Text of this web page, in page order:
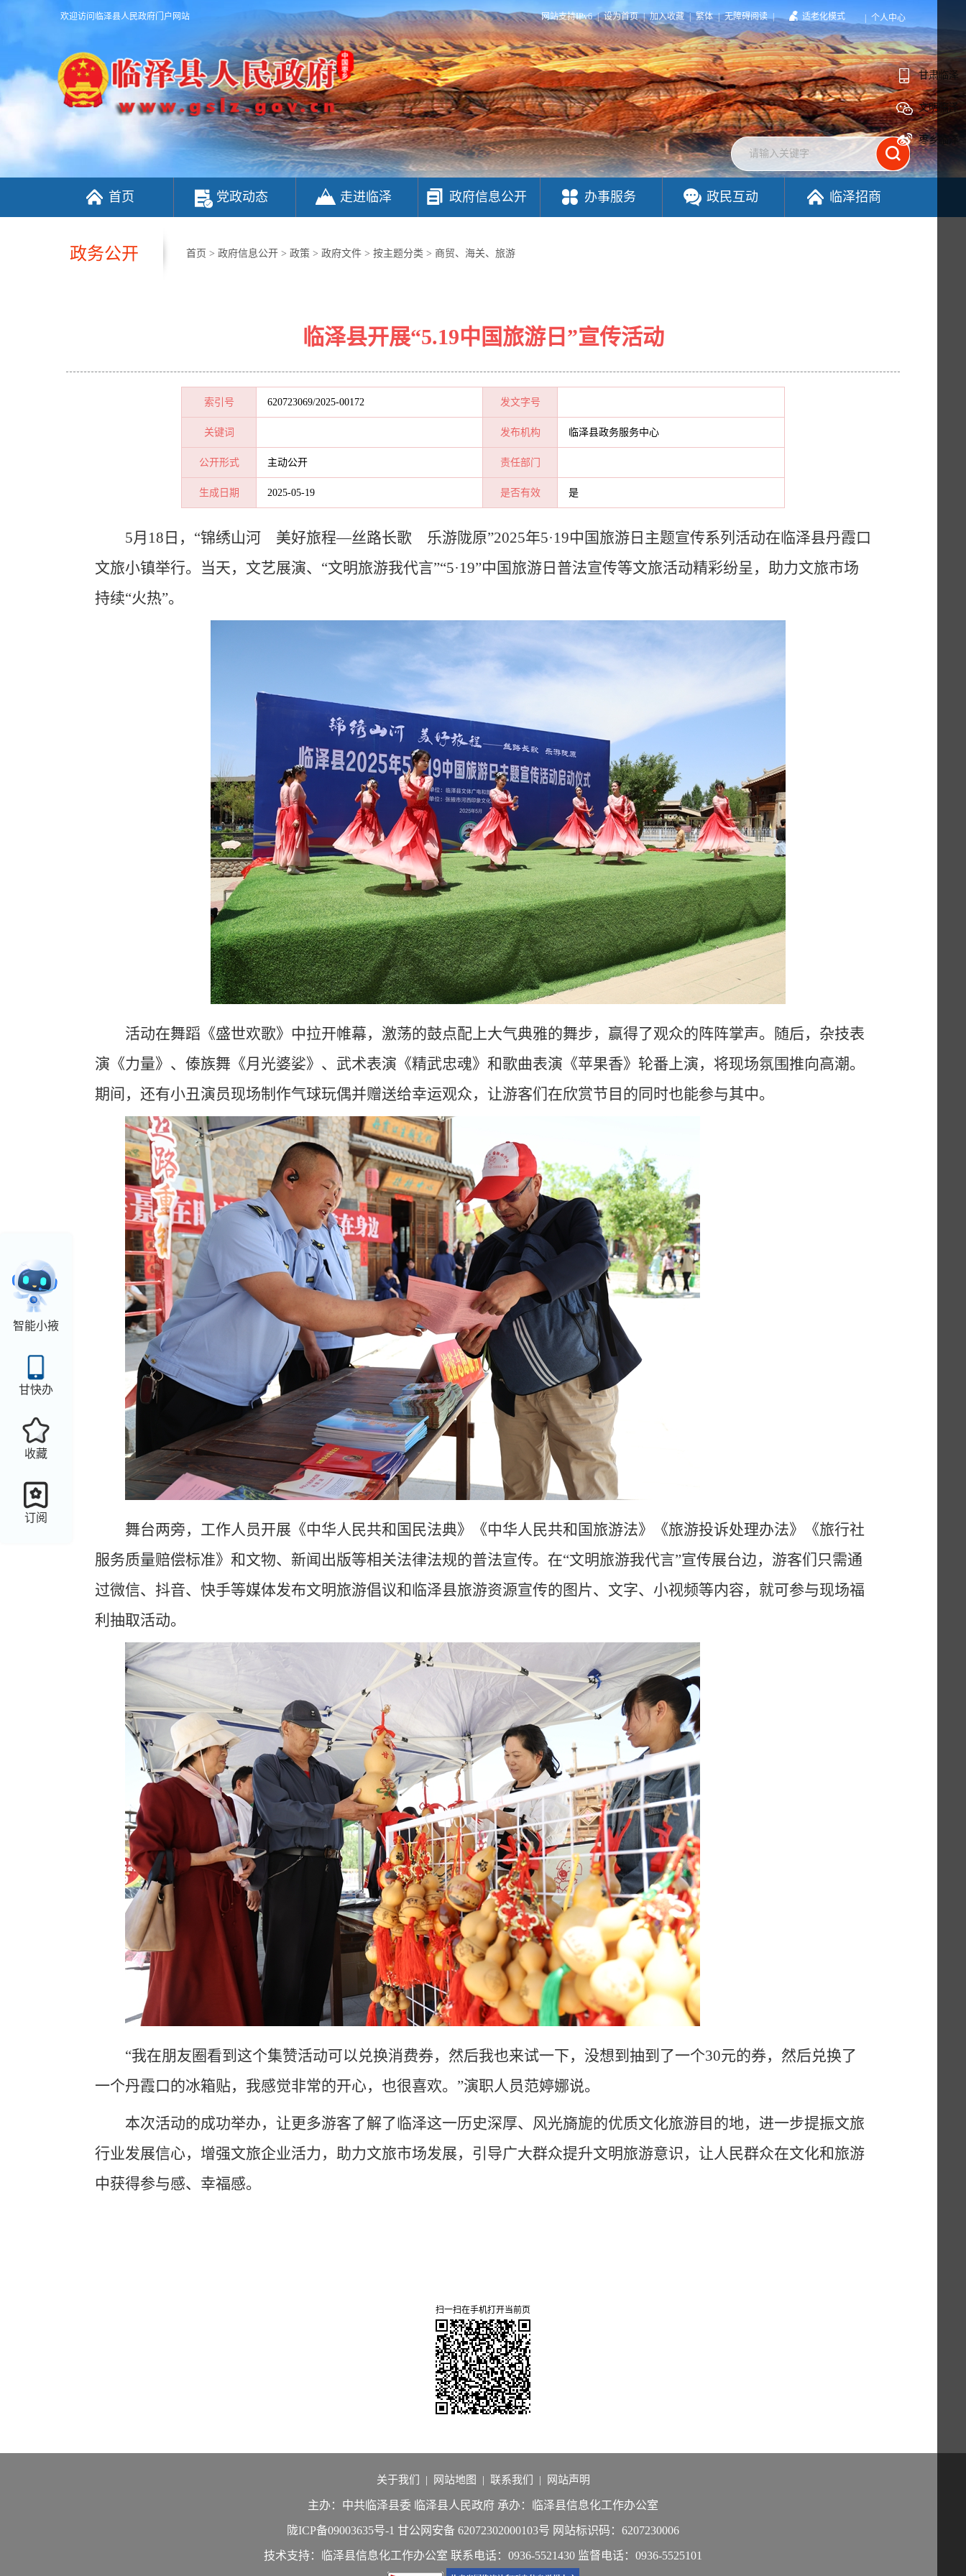
欢迎访问临泽县人民政府门户网站 网站支持IPv6 | 设为首页 | 加入收藏 | 繁体 | 无障碍阅读 | 适老化模式 个人中心
首页 党政动态 走进临泽 政府信息公开 办事服务 政民互动 临泽招商
智能小掖
甘快办
收藏
订阅
政务公开 首页 > 政府信息公开 > 政策 > 政府文件 > 按主题分类 > 商贸、海关、旅游
临泽县开展“5.19中国旅游日”宣传活动
索引号 620723069/2025-00172 发文字号
关键词 发布机构 临泽县政务服务中心
公开形式 主动公开 责任部门
生成日期 2025-05-19 是否有效 是
5月18日，“锦绣山河 美好旅程—丝路长歌 乐游陇原”2025年5·19中国旅游日主题宣传系列活动在临泽县丹霞口
文旅小镇举行。当天，文艺展演、“文明旅游我代言”“5·19”中国旅游日普法宣传等文旅活动精彩纷呈，助力文旅市场
持续“火热”。
活动在舞蹈《盛世欢歌》中拉开帷幕，激荡的鼓点配上大气典雅的舞步，赢得了观众的阵阵掌声。随后，杂技表
演《力量》、傣族舞《月光婆娑》、武术表演《精武忠魂》和歌曲表演《苹果香》轮番上演，将现场氛围推向高潮。
期间，还有小丑演员现场制作气球玩偶并赠送给幸运观众，让游客们在欣赏节目的同时也能参与其中。
舞台两旁，工作人员开展《中华人民共和国民法典》《中华人民共和国旅游法》《旅游投诉处理办法》《旅行社
服务质量赔偿标准》和文物、新闻出版等相关法律法规的普法宣传。在“文明旅游我代言”宣传展台边，游客们只需通
过微信、抖音、快手等媒体发布文明旅游倡议和临泽县旅游资源宣传的图片、文字、小视频等内容，就可参与现场福
利抽取活动。
“我在朋友圈看到这个集赞活动可以兑换消费券，然后我也来试一下，没想到抽到了一个30元的券，然后兑换了
一个丹霞口的冰箱贴，我感觉非常的开心，也很喜欢。”演职人员范婷娜说。
本次活动的成功举办，让更多游客了解了临泽这一历史深厚、风光旖旎的优质文化旅游目的地，进一步提振文旅
行业发展信心，增强文旅企业活力，助力文旅市场发展，引导广大群众提升文明旅游意识，让人民群众在文化和旅游
中获得参与感、幸福感。
扫一扫在手机打开当前页
甘肃临泽
文明临泽
枣乡临泽
关于我们 | 网站地图 | 联系我们 | 网站声明
主办：中共临泽县委 临泽县人民政府 承办：临泽县信息化工作办公室
陇ICP备09003635号-1 甘公网安备 62072302000103号 网站标识码：6207230006
技术支持：临泽县信息化工作办公室 联系电话：0936-5521430 监督电话：0936-5525101